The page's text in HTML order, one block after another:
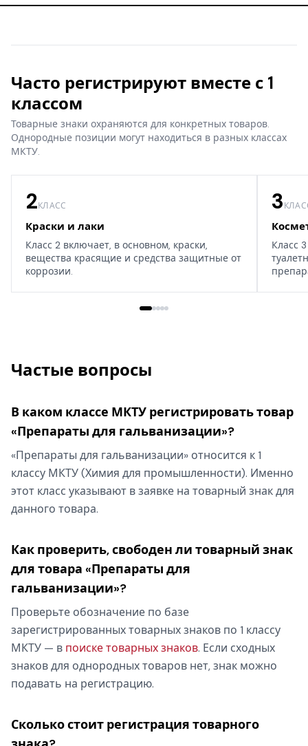
Часто регистрируют вместе с 1
классом
Товарные знаки охраняются для конкретных товаров.
Однородные позиции могут находиться в разных классах
МКТУ.
2КЛАСС
Краски и лаки
Класс 2 включает, в основном, краски,
вещества красящие и средства защитные от
коррозии.
3
Класс
Частые вопросы
В каком классе МКТУ регистрировать товар
«Препараты для гальванизации»?
«Препараты для гальванизации» относится к 1
классу МКТУ (Химия для промышленности). Именно
этот класс указывают в заявке на товарный знак для
данного товара.
Как проверить, свободен ли товарный знак
для товара «Препараты для
гальванизации»?
Проверьте обозначение по базе
зарегистрированных товарных знаков по 1 классу
МКТУ — в поиске товарных знаков. Если сходных
знаков для однородных товаров нет, знак можно
подавать на регистрацию.
Сколько стоит регистрация товарного